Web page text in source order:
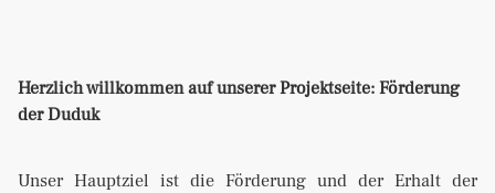
Herzlich willkommen auf unserer Projektseite: Förderung
der Duduk
Unser Hauptziel ist die Förderung und der Erhalt der